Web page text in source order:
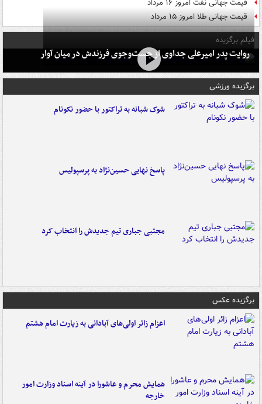
قیمت جهانی نفت امروز ۱۶ مرداد
قیمت جهانی طلا امروز ۱۵ مرداد
فیلم برگزیده
روایت پدر امیرعلی جداوی از جست‌وجوی فرزندش در میان آوار
برگزیده ورزشی
شوک شبانه به تراکتور با حضور نکونام
پاسخ نهایی حسین‌نژاد به پرسپولیس
مجتبی جباری تیم جدیدش را انتخاب کرد
برگزیده عکس
اعزام زائر اولی‌های آبادانی به زیارت امام هشتم
همایش محرم و عاشورا در آینه اسناد وزارت امور
خارجه